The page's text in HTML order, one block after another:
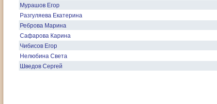
Мурашов Егор
Разгуляева Екатерина
Реброва Марина
Сафарова Карина
Чибисов Егор
Нелюбина Света
Шведов Сергей